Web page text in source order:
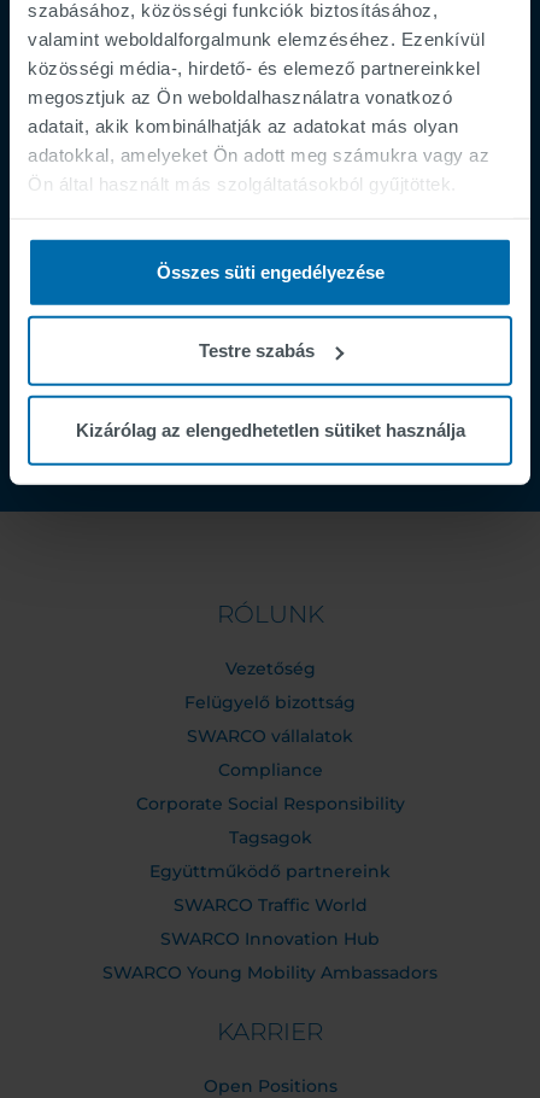
szabásához, közösségi funkciók biztosításához,
valamint weboldalforgalmunk elemzéséhez. Ezenkívül
közösségi média-, hirdető- és elemező partnereinkkel
megosztjuk az Ön weboldalhasználatra vonatkozó
adatait, akik kombinálhatják az adatokat más olyan
adatokkal, amelyeket Ön adott meg számukra vagy az
Ön által használt más szolgáltatásokból gyűjtöttek.
Összes süti engedélyezése
Testre szabás
Kizárólag az elengedhetetlen sütiket használja
Footer
Impresszum
Adatvédelmi irányelvek
Supplier Registration
Cookies
Speak Up Channel
Contact
Order Tracking
RÓLUNK
Vezetőség
Felügyelő bizottság
SWARCO vállalatok
Compliance
Corporate Social Responsibility
Tagsagok
Együttműködő partnereink
SWARCO Traffic World
SWARCO Innovation Hub
SWARCO Young Mobility Ambassadors
KARRIER
Open Positions